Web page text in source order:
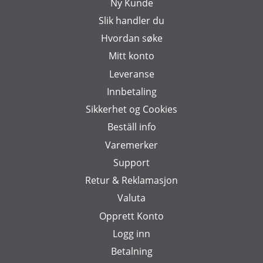
Ny Kunde
Slik handler du
Hvordan søke
Mitt konto
Leveranse
Innbetaling
Sikkerhet og Cookies
Beställ info
Varemerker
Support
Retur & Reklamasjon
Valuta
Opprett Konto
Logg inn
Betalning